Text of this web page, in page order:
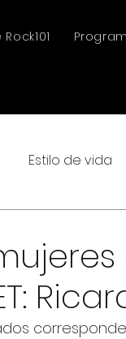
Estilo de vida